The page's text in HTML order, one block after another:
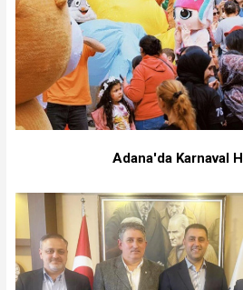
Adana'da Karnaval